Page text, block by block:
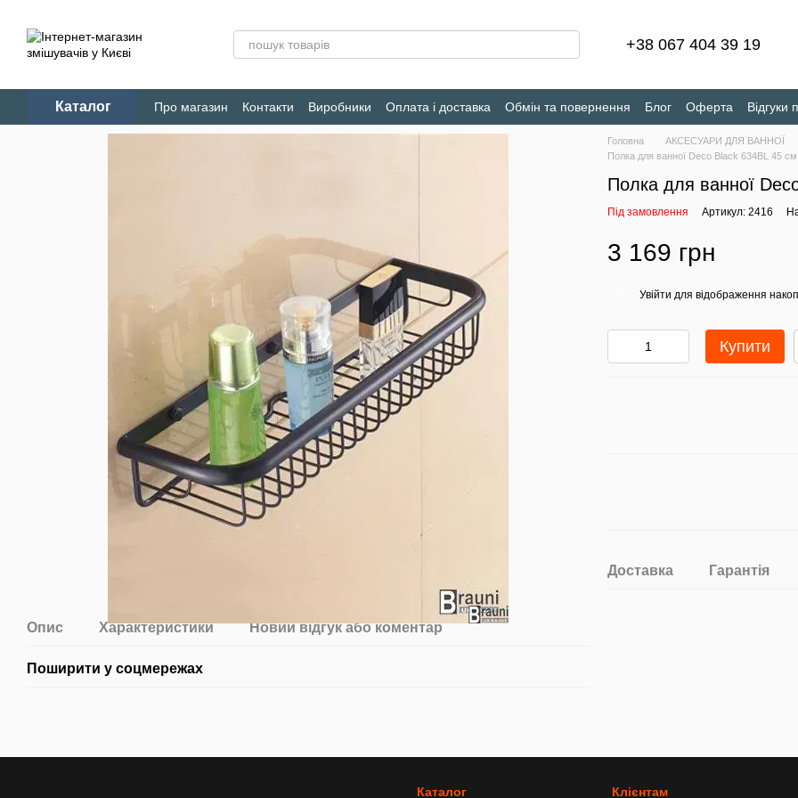
+38 067 404 39 19
Каталог Про магазин Контакти Виробники Оплата і доставка Обмін та повернення Блог Оферта
Відгуки
Конфіденційність
Опис Характеристики Новий відгук або коментар
Поширити у соцмережах
Головна АКСЕСУАРИ ДЛЯ ВАННОЇ
Полка для ванної Deco Black 634BL 45
Полка для ванної
Під замовлення Артикул: 2416
3 169 грн
Увійти для відображення
Купити
Доставка Гарантія
Каталог Клієнтам